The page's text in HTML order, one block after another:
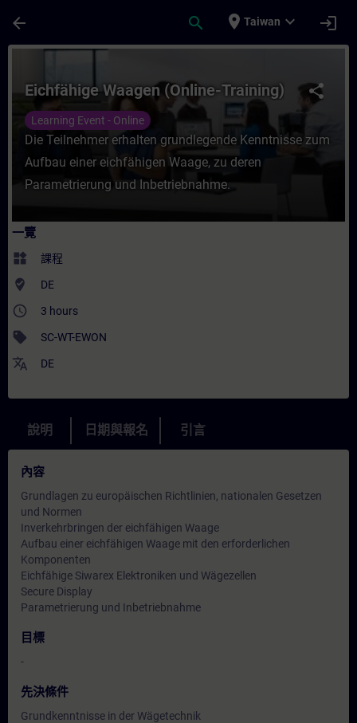
arrow_back search place Taiwan expand_more login
課程 - Eichfähige Waagen (Online-
share
Eichfähige Waagen (Online-Training)
Learning Event - Online
Die Teilnehmer erhalten grundlegende Kenntnisse zum
Aufbau einer eichfähigen Waage, zu deren
Parametrierung und Inbetriebnahme.
一覽
widgets 課程
where_to_vote DE
access_time 3 hours
sell SC-WT-EWON
translate DE
說明 日期與報名 引言
內容
Grundlagen zu europäischen Richtlinien, nationalen Gesetzen
und Normen
Inverkehrbringen der eichfähigen Waage
Aufbau einer eichfähigen Waage mit den erforderlichen
Komponenten
Eichfähige Siwarex Elektroniken und Wägezellen
Secure Display
Parametrierung und Inbetriebnahme
目標
-
先決條件
Grundkenntnisse in der Wägetechnik